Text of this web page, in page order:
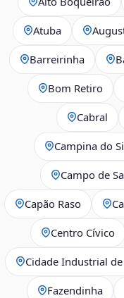
Atuba
Barreirinha
Bom Retiro
Cabral
Campina do
Campo de
Capão Raso
Centro Cívico
Cidade Industrial
Fazendinha